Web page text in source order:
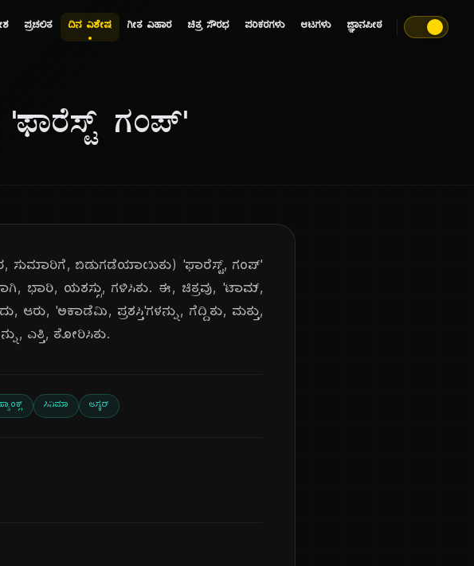
ಪ್ರಚಲಿತ ದಿನ ವಿಶೇಷ ಗೀತ ವಿಹಾರ ಚಿತ್ರ ಸೌರಭ ಪರಿಕರಗಳು ಆಟಗಳು ಜ್ಞಾನಪೀಠ
'ಫಾರೆಸ್ಟ್ ಗಂಪ್'
ರ, ಸುಮಾರಿಗೆ, ಬಿಡುಗಡೆಯಾಯಿತು) 'ಫಾರೆಸ್ಟ್, ಗಂಪ್'
ಭಾರಿ, ಯಶಸ್ಸು, ಗಳಿಸಿತು. ಈ, ಚಿತ್ರವು, 'ಟಾಮ್,
'ಅಕಾಡೆಮಿ, ಪ್ರಶಸ್ತಿ'ಗಳನ್ನು, ಗೆದ್ದಿತು, ಮತ್ತು,
ಎತ್ತಿ, ತೋರಿಸಿತು.
ಸಿನಿಮಾ ಆಸ್ಕರ್